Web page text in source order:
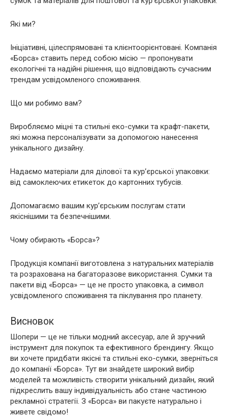
Які ми?
Ініціативні, цілеспрямовані та клієнтоорієнтовані. Компанія
«Борса» ставить перед собою місію — пропонувати
екологічні та надійні рішення, що відповідають сучасним
трендам усвідомленого споживання.
Що ми робимо вам?
Виробляємо міцні та стильні еко-сумки та крафт-пакети,
які можна персоналізувати за допомогою нанесення
унікального дизайну.
Надаємо матеріали для ділової та кур’єрської упаковки:
від самоклеючих етикеток до картонних тубусів.
Допомагаємо вашим кур’єрським послугам стати
якіснішими та безпечнішими.
Чому обирають «Борса»?
Продукція компанії виготовлена ​​з натуральних матеріалів
та розрахована на багаторазове використання. Сумки та
пакети від «Борса» — це не просто упаковка, а символ
усвідомленого споживання та піклування про планету.
Висновок
Шопери — це не тільки модний аксесуар, але й зручний
інструмент для покупок та ефективного брендингу. Якщо
ви хочете придбати якісні та стильні еко-сумки, зверніться
до компанії «Борса». Тут ви знайдете широкий вибір
моделей та можливість створити унікальний дизайн, який
підкреслить вашу індивідуальність або стане частиною
рекламної стратегії. З «Борса» ви пакуєте натурально і
живете свідомо!